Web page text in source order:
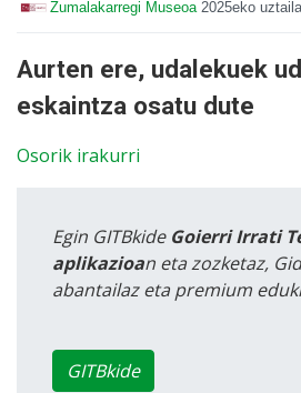
Zumalakarregi Museoa 2025eko
Aurten ere, udalekuek
eskaintza osatu dute
Osorik irakurri
Egin GITBkide Goierri Irrati
aplikazioan eta zozketaz,
abantailaz eta premium
GITBkide